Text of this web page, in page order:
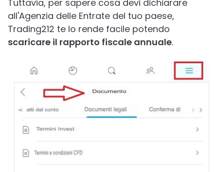
Tuttavia, per sapere cosa devi dichiarare
all'Agenzia delle Entrate del tuo paese,
Trading212 te lo rende facile potendo
scaricare il rapporto fiscale annuale.